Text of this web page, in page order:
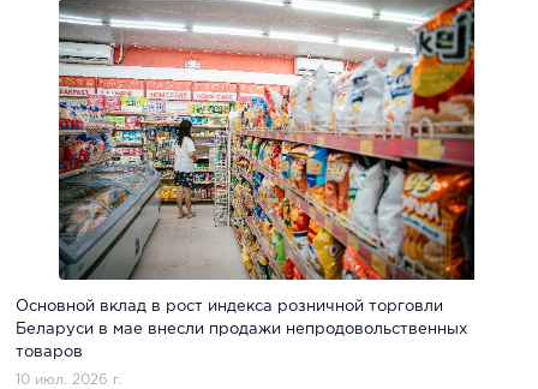
Основной вклад в рост индекса розничной торговли
Беларуси в мае внесли продажи непродовольственных
товаров
10 июл. 2026 г.